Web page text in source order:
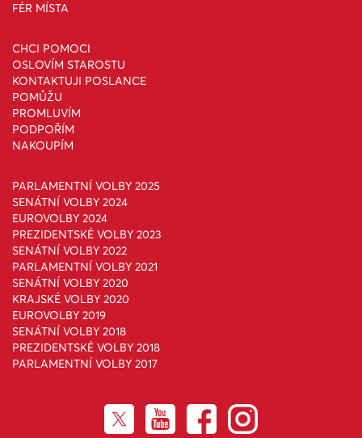
FÉR MÍSTA
CHCI POMOCI
OSLOVÍM STAROSTU
KONTAKTUJI POSLANCE
POMŮŽU
PROMLUVÍM
PODPOŘÍM
NAKOUPÍM
PARLAMENTNÍ VOLBY 2025
SENÁTNÍ VOLBY 2024
EUROVOLBY 2024
PREZIDENTSKÉ VOLBY 2023
SENÁTNÍ VOLBY 2022
PARLAMENTNÍ VOLBY 2021
SENÁTNÍ VOLBY 2020
KRAJSKÉ VOLBY 2020
EUROVOLBY 2019
SENÁTNÍ VOLBY 2018
PREZIDENTSKÉ VOLBY 2018
PARLAMENTNÍ VOLBY 2017